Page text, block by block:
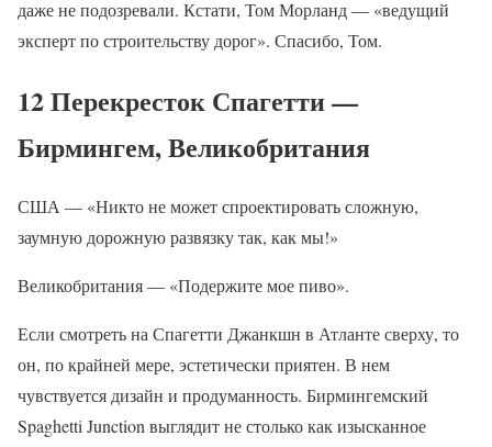
даже не подозревали. Кстати, Том Морланд — «ведущий
эксперт по строительству дорог». Спасибо, Том.
12 Перекресток Спагетти —
Бирмингем, Великобритания
США — «Никто не может спроектировать сложную,
заумную дорожную развязку так, как мы!»
Великобритания — «Подержите мое пиво».
Если смотреть на Спагетти Джанкшн в Атланте сверху, то
он, по крайней мере, эстетически приятен. В нем
чувствуется дизайн и продуманность. Бирмингемский
Spaghetti Junction выглядит не столько как изысканное